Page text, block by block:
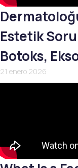
Estetik
Botoks,
21 enero 2026